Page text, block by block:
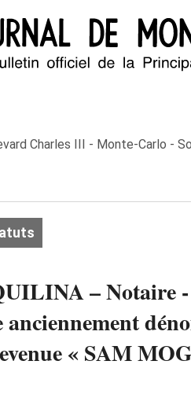
Charles III - Monte-Carlo -
– Notaire
« SAM